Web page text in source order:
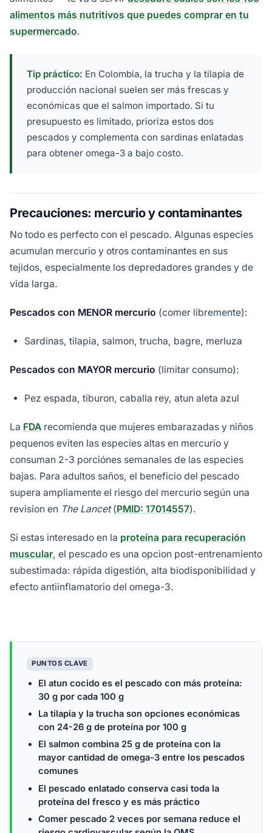
alimentos más nutritivos que puedes comprar en tu
supermercado.
Tip práctico: En Colombia, la trucha y la tilapia de
producción nacional suelen ser más frescas y
económicas que el salmon importado. Si tu
presupuesto es limitado, prioriza estos dos
pescados y complementa con sardinas enlatadas
para obtener omega-3 a bajo costo.
Precauciones: mercurio y contaminantes
No todo es perfecto con el pescado. Algunas especies
acumulan mercurio y otros contaminantes en sus
tejidos, especialmente los depredadores grandes y de
vida larga.
Pescados con MENOR mercurio (comer libremente):
Sardinas, tilapia, salmon, trucha, bagre, merluza
Pescados con MAYOR mercurio (limitar consumo):
Pez espada, tiburon, caballa rey, atun aleta azul
La FDA recomienda que mujeres embarazadas y niños
pequenos eviten las especies altas en mercurio y
consuman 2-3 porciónes semanales de las especies
bajas. Para adultos saños, el beneficio del pescado
supera ampliamente el riesgo del mercurio según una
revision en The Lancet(PMID: 17014557).
Si estas interesado en la proteína para recuperación
muscular, el pescado es una opcion post-entrenamiento
subestimada: rápida digestión, alta biodisponibilidad y
efecto antiinflamatorio del omega-3.
PUNTOS CLAVE
El atun cocido es el pescado con más proteína:
30 g por cada 100 g
La tilapia y la trucha son opciones económicas
con 24-26 g de proteína por 100 g
El salmon combina 25 g de proteína con la
mayor cantidad de omega-3 entre los pescados
comunes
El pescado enlatado conserva casi toda la
proteína del fresco y es más práctico
Comer pescado 2 veces por semana reduce el